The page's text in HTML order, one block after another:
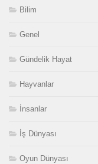
Bilim
Genel
Gündelik Hayat
Hayvanlar
İnsanlar
İş Dünyası
Oyun Dünyası